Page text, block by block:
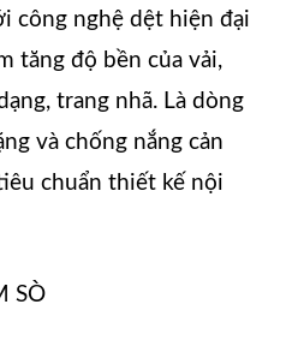
công nghệ dệt hiện đại
tăng độ bền của vải,
trang nhã. Là dòng
và chống nắng cản
chuẩn thiết kế nội
SÒ